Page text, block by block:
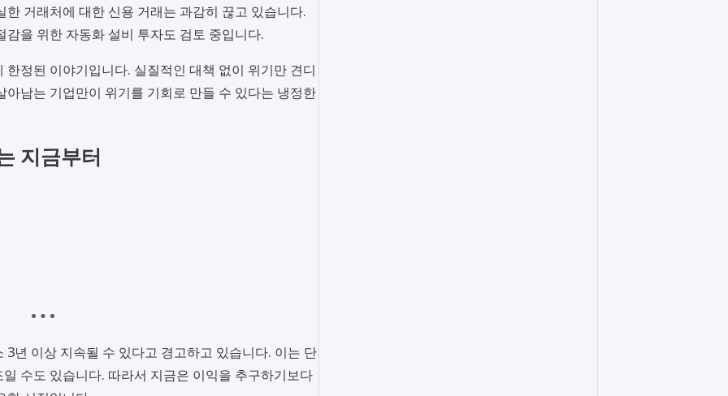
거래처에 대한 신용 거래는 과감히 끊고 있습니다.
을 위한 자동화 설비 투자도 검토 중입니다.
정된 이야기입니다. 실질적인 대책 없이 위기만 견디
남는 기업만이 위기를 기회로 만들 수 있다는 냉정한
지금부터
년 이상 지속될 수 있다고 경고하고 있습니다. 이는 단
수도 있습니다. 따라서 지금은 이익을 추구하기보다